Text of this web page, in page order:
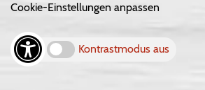
Cookie-Einstellungen anpassen
Kontrastmodus aus